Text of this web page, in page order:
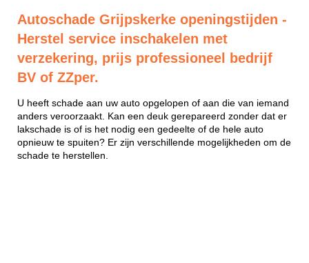
Autoschade Grijpskerke openingstijden -
Herstel service inschakelen met
verzekering, prijs professioneel bedrijf
BV of ZZper.
U heeft schade aan uw auto opgelopen of aan die van iemand
anders veroorzaakt. Kan een deuk gerepareerd zonder dat er
lakschade is of is het nodig een gedeelte of de hele auto
opnieuw te spuiten? Er zijn verschillende mogelijkheden om de
schade te herstellen.